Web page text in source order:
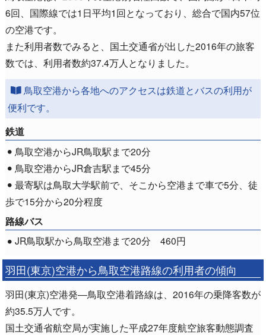
6回、国際線では1日平均1回となっており、総合で国内57位
の空港です。
また利用者数でみると、国土交通省が出した2016年の旅客
数では、利用者数約37.4万人となりました。
鳥取空港から各地へのアクセスは鉄道とバスの利用が
便利です。
鉄道
鳥取空港からJR鳥取駅まで20分
鳥取空港からJR倉吉駅まで45分
最寄駅は鳥取大学駅前で、そこから空港まで車で5分、徒
歩で15分から20分程度
路線バス
JR鳥取駅から鳥取空港まで20分 460円
羽田(東京)空港から鳥取空港路線の利用者の傾向
羽田(東京)空港発―鳥取空港着路線は、2016年の乗降客数が
約35.5万人です。
国土交通省航空局が実施した平成27年度航空旅客動態調査